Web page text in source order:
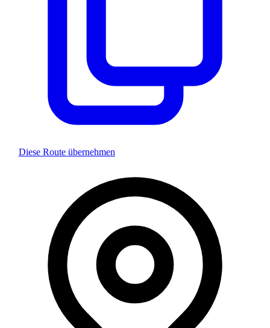
Diese Route übernehmen